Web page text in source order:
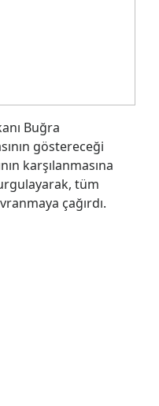
Buğra
göstereceği
karşılanmasına
tüm
çağırdı.